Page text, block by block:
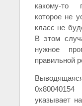
какому-то
которое не
класс не
В этом
нужное
правильной
0x80040154
указывает